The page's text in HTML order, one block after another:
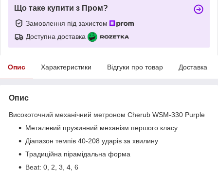
Що таке купити з Пром?
Замовлення під захистом
Доступна доставка
Опис Характеристики Відгуки про товар Доставка
Опис
Високоточний механічний метроном Cherub WSM-330 Purple
Металевий пружинний механізм першого класу
Діапазон темпів 40-208 ударів за хвилину
Традиційна пірамідальна форма
Beat: 0, 2, 3, 4, 6